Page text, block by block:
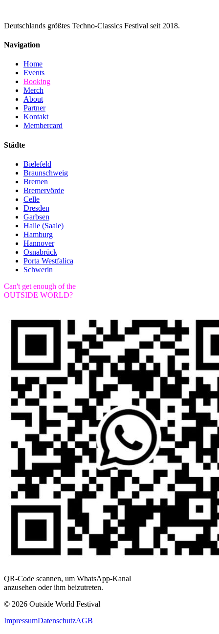
Deutschlands größtes Techno-Classics Festival seit 2018.
Navigation
Home
Events
Booking
Merch
About
Partner
Kontakt
Membercard
Städte
Bielefeld
Braunschweig
Bremen
Bremervörde
Celle
Dresden
Garbsen
Halle (Saale)
Hamburg
Hannover
Osnabrück
Porta Westfalica
Schwerin
Can't get enough of the
OUTSIDE WORLD?
QR-Code scannen, um WhatsApp-Kanal
anzusehen oder ihm beizutreten.
© 2026 Outside World Festival
ImpressumDatenschutzAGB